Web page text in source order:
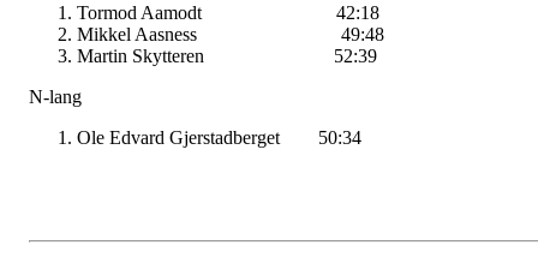
Tormod Aamodt 42:18
Mikkel Aasness 49:48
Martin Skytteren 52:39
N-lang
Ole Edvard Gjerstadberget 50:34